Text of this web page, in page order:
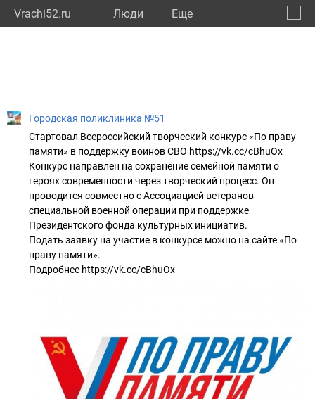
Vrachi52.ru Люди Eще
Городская поликлиника №51
Стартовал Всероссийский творческий конкурс «По праву
памяти» в поддержку воинов СВО https://vk.cc/cBhuOx
Конкурс направлен на сохранение семейной памяти о
героях современности через творческий процесс. Он
проводится совместно с Ассоциацией ветеранов
специальной военной операции при поддержке
Президентского фонда культурных инициатив.
Подать заявку на участие в конкурсе можно на сайте «По
праву памяти».
Подробнее https://vk.cc/cBhuOx